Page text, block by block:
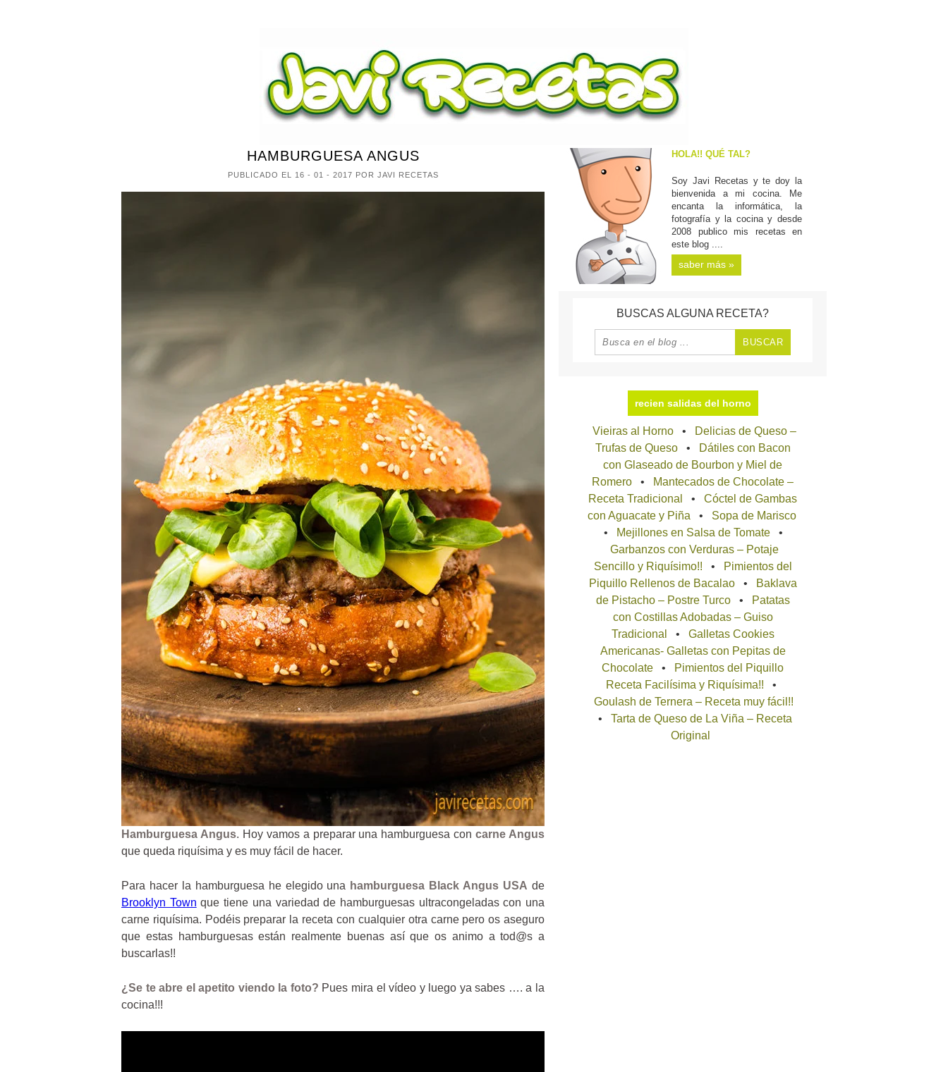
HAMBURGUESA ANGUS
PUBLICADO EL 16 - 01 - 2017 POR JAVI RECETAS
Hamburguesa Angus. Hoy vamos a preparar una hamburguesa concarne Angus
que queda riquísima y es muy fácil de hacer.
Para hacer la hamburguesa he elegido una hamburguesa Black Angus USA de
Brooklyn Town que tiene una variedad de hamburguesas ultracongeladas con una
carne riquísima. Podéis preparar la receta con cualquier otra carne pero os aseguro
que estas hamburguesas están realmente buenas así que os animo a tod@s a
buscarlas!!
¿Se te abre el apetito viendo la foto? Pues mira el vídeo y luego ya sabes …. a la
cocina!!!
HOLA!! QUÉ TAL?
Soy Javi Recetas y te doy la
bienvenida a mi cocina. Me
encanta la informática, la
fotografía y la cocina y desde
2008 publico mis recetas en
este blog ....
saber más »
BUSCAS ALGUNA RECETA?
recien salidas del horno
Vieiras al Horno
Delicias de Queso –
Trufas de Queso
Dátiles con Bacon
con Glaseado de Bourbon y Miel de
Romero
Mantecados de Chocolate –
Receta Tradicional
Cóctel de Gambas
con Aguacate y Piña
Sopa de Marisco
Mejillones en Salsa de Tomate
Garbanzos con Verduras – Potaje
Sencillo y Riquísimo!!
Pimientos del
Piquillo Rellenos de Bacalao
Baklava
de Pistacho – Postre Turco
Patatas
con Costillas Adobadas – Guiso
Tradicional
Galletas Cookies
Americanas- Galletas con Pepitas de
Chocolate
Pimientos del Piquillo
Receta Facilísima y Riquísima!!
Goulash de Ternera – Receta muy fácil!!
Tarta de Queso de La Viña – Receta
Original